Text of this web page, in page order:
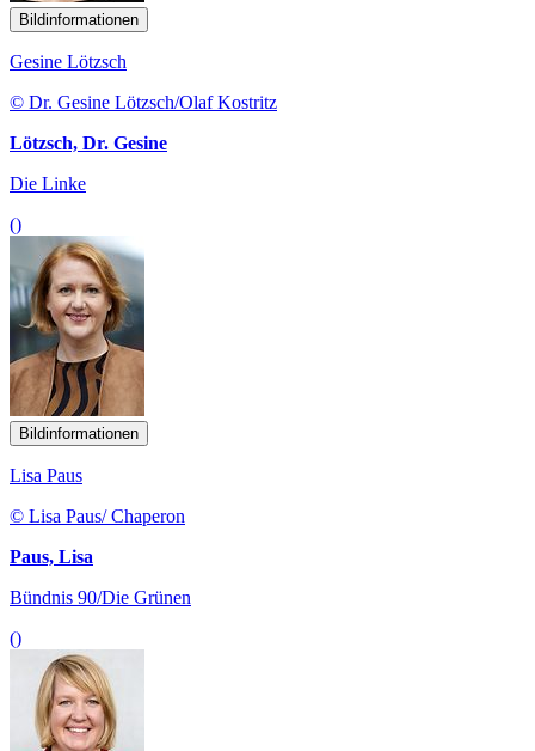
Bildinformationen
Gesine Lötzsch
© Dr. Gesine Lötzsch/Olaf Kostritz
Lötzsch, Dr. Gesine
Die Linke
()
Bildinformationen
Lisa Paus
© Lisa Paus/ Chaperon
Paus, Lisa
Bündnis 90/Die Grünen
()